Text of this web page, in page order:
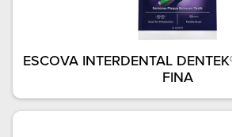
ESCOVA INTERDENTAL
FINA